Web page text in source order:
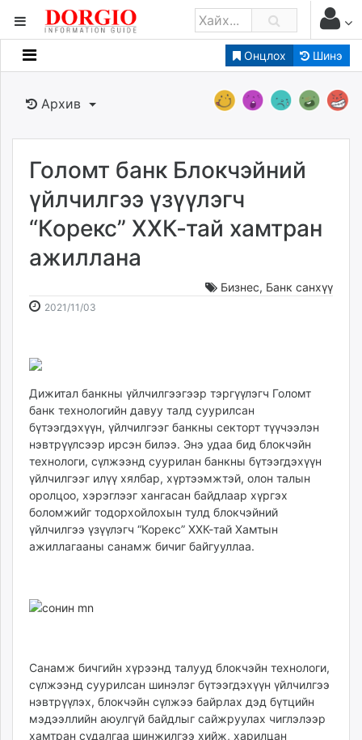
Онцлох Шинэ
Мэдээллийн
Банк санхүү
Бизнес ААН
Төрийн
dorgio.mn
Gogo.mn
news.mn
zindaa.mn
tovch.mn
ikon.mn
mnb.mn
Livetv.mn
Eguur.mn
24tsag.mn
shuud.mn
eagle.mn
ergelt.mn
zarig.mn
mminfo.mn
shudarga.mn
shuurhai.mn
Архив
Голомт банк Блокчэйний
үйлчилгээ үзүүлэгч
“Корекс” ХХК-тай хамтран
ажиллана
Бизнес, Банк санхүү
2021/11/03
Дижитал банкны үйлчилгээгээр тэргүүлэгч Голомт
банк технологийн давуу талд суурилсан
бүтээгдэхүүн, үйлчилгээг банкны секторт түүчээлэн
нэвтрүүлсээр ирсэн билээ. Энэ удаа бид блокчэйн
технологи, сүлжээнд суурилан банкны бүтээгдэхүүн
үйлчилгээг илүү хялбар, хүртээмжтэй, олон талын
оролцоо, хэрэглээг хангасан байдлаар хүргэх
боломжийг тодорхойлохын тулд блокчэйний
үйлчилгээ үзүүлэгч “Корекс” ХХК-тай Хамтын
ажиллагааны санамж бичиг байгууллаа.
Санамж бичгийн хүрээнд талууд блокчэйн технологи,
сүлжээнд суурилсан шинэлэг бүтээгдэхүүн үйлчилгээ
нэвтрүүлэх, блокчэйн сүлжээ байрлах дэд бүтцийн
мэдээллийн аюулгүй байдлыг сайжруулах чиглэлээр
хамтран судалгаа шинжилгээ хийж, харилцан